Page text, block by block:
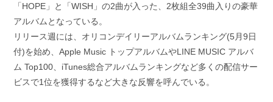
「HOPE」と「WISH」の2曲が入った、2枚組全39曲入りの豪華
アルバムとなっている。
リリース週には、オリコンデイリーアルバムランキング(5月9日
付)を始め、Apple Music トップアルバムやLINE MUSIC アルバ
ム Top100、iTunes総合アルバムランキングなど多くの配信サー
ビスで1位を獲得するなど大きな反響を呼んでいる。